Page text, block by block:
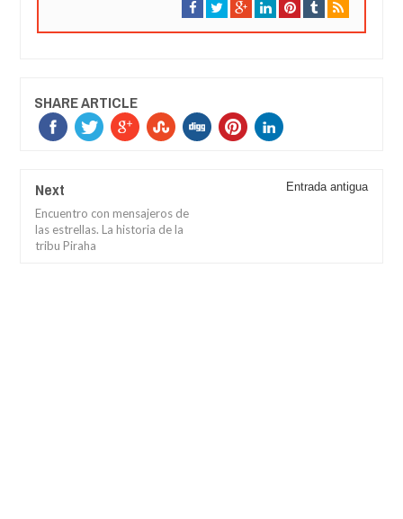
SHARE ARTICLE
Next
Encuentro con mensajeros de
las estrellas. La historia de la
tribu Piraha
Entrada antigua